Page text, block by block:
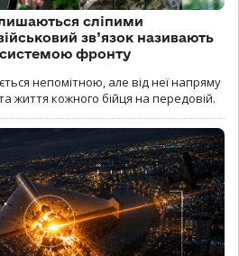
сліпими
зв’язок називають
фронту
непомітною, але від неї напряму
життя кожного бійця на передовій.